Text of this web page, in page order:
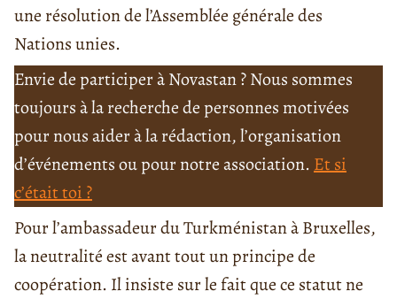
une résolution de l’Assemblée générale des
Nations unies.
Envie de participer à Novastan ? Nous sommes
toujours à la recherche de personnes motivées
pour nous aider à la rédaction, l’organisation
d’événements ou pour notre association. Et si
c’était toi ?
Pour l’ambassadeur du Turkménistan à Bruxelles,
la neutralité est avant tout un principe de
coopération. Il insiste sur le fait que ce statut ne